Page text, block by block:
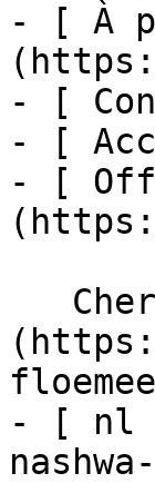
- [ À
- [
- [
- [
- [ nl